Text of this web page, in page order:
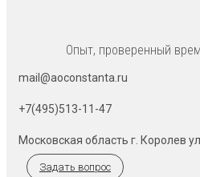
Опыт, проверенный
mail@aoconstanta.ru
+7(495)513-11-47
Московская область г. Королев
Задать вопрос